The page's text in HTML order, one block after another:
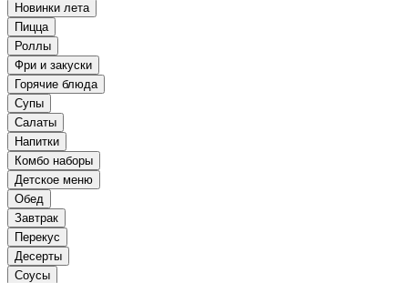
Новинки лета
Пицца
Роллы
Фри и закуски
Горячие блюда
Супы
Салаты
Напитки
Комбо наборы
Детское меню
Обед
Завтрак
Перекус
Десерты
Соусы